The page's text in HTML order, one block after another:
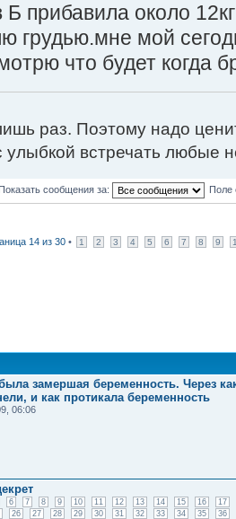
прибавила около
грудью.мне мой
что будет когда
раз. Поэтому надо
встречать любые
Показать сообщения за: Поле
14 из 30 • 1 2 3 4 5 6 7 8 9
замершая беременность. Через
и как протикала беременность
06:06
6 7 8 9 10 11 12 13 14 15 16
17
26 27 28 29 30 31 32 33 34 35
36